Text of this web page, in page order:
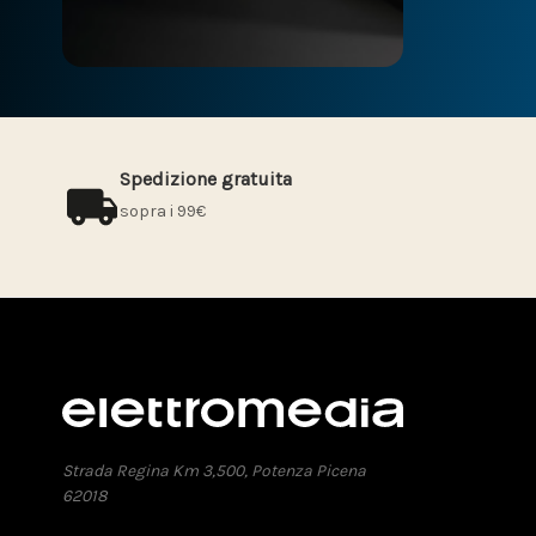
Spedizione gratuita
sopra i 99€
Strada Regina Km 3,500, Potenza Picena
62018